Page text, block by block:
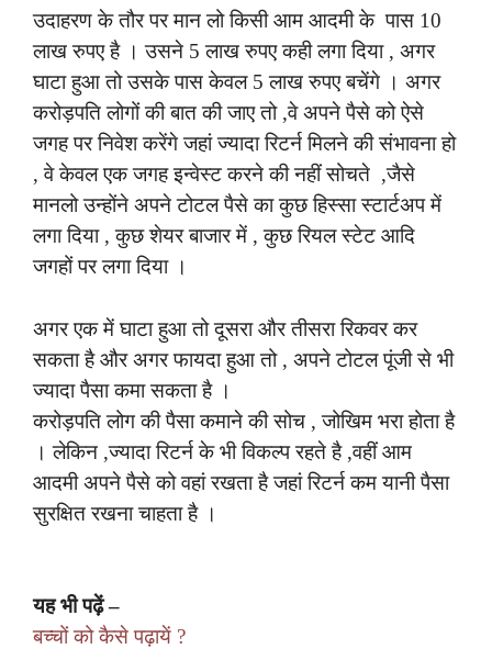
उदाहरण के तौर पर मान लो किसी आम आदमी के पास 10
लाख रुपए है । उसने 5 लाख रुपए कही लगा दिया , अगर
घाटा हुआ तो उसके पास केवल 5 लाख रुपए बचेंगे । अगर
करोड़पति लोगों की बात की जाए तो ,वे अपने पैसे को ऐसे
जगह पर निवेश करेंगे जहां ज्यादा रिटर्न मिलने की संभावना हो
, वे केवल एक जगह इन्वेस्ट करने की नहीं सोचते ,जैसे
मानलो उन्होंने अपने टोटल पैसे का कुछ हिस्सा स्टार्टअप में
लगा दिया , कुछ शेयर बाजार में , कुछ रियल स्टेट आदि
जगहों पर लगा दिया ।
अगर एक में घाटा हुआ तो दूसरा और तीसरा रिकवर कर
सकता है और अगर फायदा हुआ तो , अपने टोटल पूंजी से भी
ज्यादा पैसा कमा सकता है ।
करोड़पति लोग की पैसा कमाने की सोच , जोखिम भरा होता है
। लेकिन ,ज्यादा रिटर्न के भी विकल्प रहते है ,वहीं आम
आदमी अपने पैसे को वहां रखता है जहां रिटर्न कम यानी पैसा
सुरक्षित रखना चाहता है ।
यह भी पढ़ें –
बच्चों को कैसे पढ़ायें ?